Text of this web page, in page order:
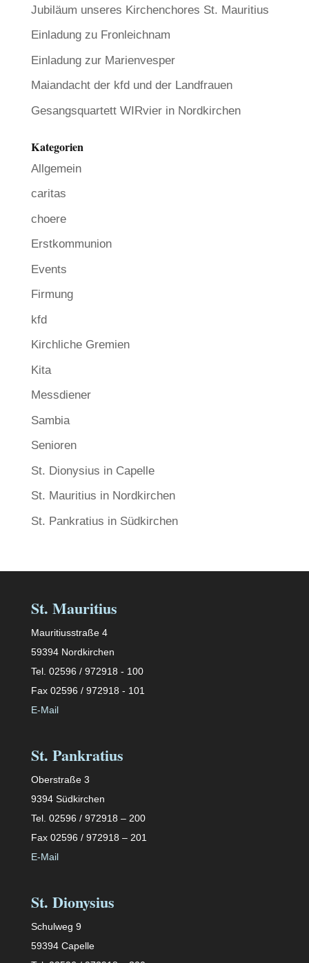
Jubiläum unseres Kirchenchores St. Mauritius
Einladung zu Fronleichnam
Einladung zur Marienvesper
Maiandacht der kfd und der Landfrauen
Gesangsquartett WIRvier in Nordkirchen
Kategorien
Allgemein
caritas
choere
Erstkommunion
Events
Firmung
kfd
Kirchliche Gremien
Kita
Messdiener
Sambia
Senioren
St. Dionysius in Capelle
St. Mauritius in Nordkirchen
St. Pankratius in Südkirchen
St. Mauritius
Mauritiusstraße 4
59394 Nordkirchen
Tel. 02596 / 972918 - 100
Fax 02596 / 972918 - 101
E-Mail
St. Pankratius
Oberstraße 3
9394 Südkirchen
Tel. 02596 / 972918 – 200
Fax 02596 / 972918 – 201
E-Mail
St. Dionysius
Schulweg 9
59394 Capelle